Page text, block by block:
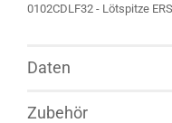
0102CDLF32 - Lötspitze
Daten
Zubehör